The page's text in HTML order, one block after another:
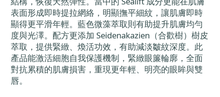
表面形成即時提拉網絡，明顯撫平細紋，讓肌膚即時
顯得更平滑年輕。藍色微藻萃取則有助提升肌膚均勻
度與光澤。配方更添加 Seidenakazien（合歡樹）樹皮
萃取，提供緊緻、煥活功效，有助減淡皺紋深度。此
產品能激活細胞自我保護機制，緊緻眼簾輪廓，全面
對抗累積的肌膚損害，重現更年輕、明亮的眼眸與雙
唇。